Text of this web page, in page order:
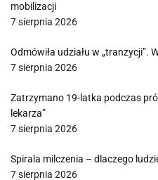
mobilizacji
7 sierpnia 2026
Odmówiła udziału w „tranzycji”.
7 sierpnia 2026
Zatrzymano 19-latka podczas
lekarza”
7 sierpnia 2026
Spirala milczenia – dlaczego
7 sierpnia 2026